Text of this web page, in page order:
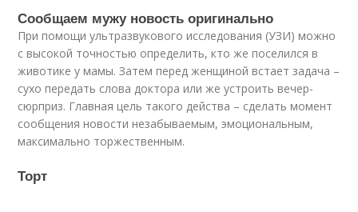
Сообщаем мужу новость оригинально
При помощи ультразвукового исследования (УЗИ) можно
с высокой точностью определить, кто же поселился в
животике у мамы. Затем перед женщиной встает задача –
сухо передать слова доктора или же устроить вечер-
сюрприз. Главная цель такого действа – сделать момент
сообщения новости незабываемым, эмоциональным,
максимально торжественным.
Торт